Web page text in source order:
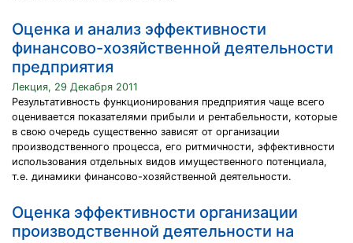
Оценка и анализ эффективности
финансово-хозяйственной деятельности
предприятия
Лекция, 29 Декабря 2011
Результативность функционирования предприятия чаще всего
оценивается показателями прибыли и рентабельности, которые
в свою очередь существенно зависят от организации
производственного процесса, его ритмичности, эффективности
использования отдельных видов имущественного потенциала,
т.е. динамики финансово-хозяйственной деятельности.
Оценка эффективности организации
производственной деятельности на